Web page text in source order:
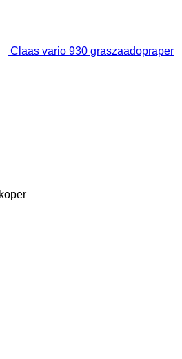
Claas vario 930 graszaadopraper